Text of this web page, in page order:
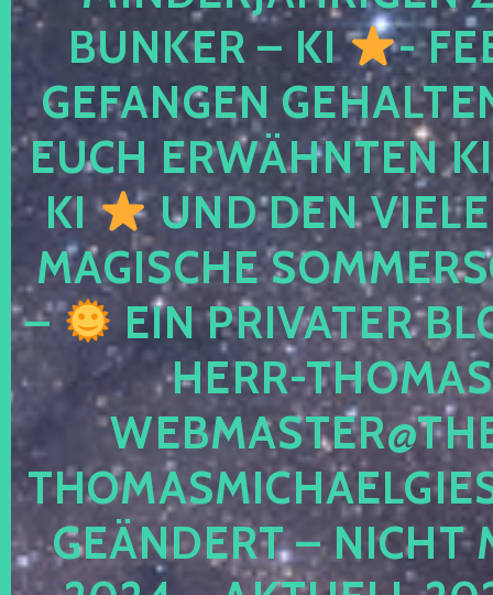
BUNKER – KI
-
GEFANGEN
EUCH ERWÄHNTEN
KI
UND DEN
MAGISCHE
–
EIN PRIVATER
HERR-
GEÄNDERT – NICHT